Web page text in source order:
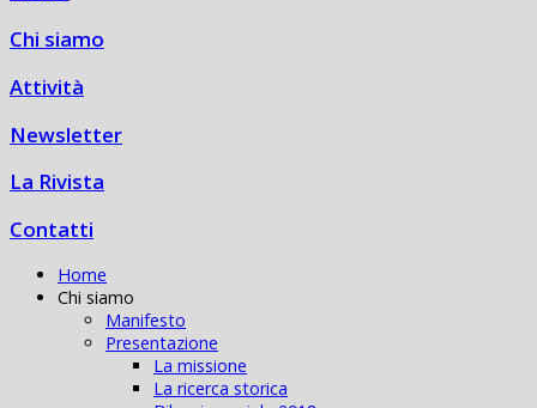
Chi siamo
Attività
Newsletter
La Rivista
Contatti
Home
Chi siamo
Manifesto
Presentazione
La missione
La ricerca storica